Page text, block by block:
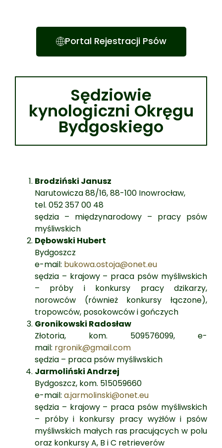
Portal Rejestracji Psów
Sędziowie
kynologiczni Okręgu
Bydgoskiego
Brodziński Janusz
Narutowicza 88/16, 88-100 Inowrocław,
tel. 052 357 00 48
sędzia – międzynarodowy – pracy psów
myśliwskich
Dębowski Hubert
Bydgoszcz
e-mail: bukowa.ostoja@onet.eu
sędzia – krajowy – praca psów myśliwskich
– próby i konkursy pracy dzikarzy,
norowców (również konkursy łączone),
tropowców, posokowców i gończych
Gronikowski Radosław
Złotoria, kom. 509576099, e-
mail: rgronik@gmail.com
sędzia – praca psów myśliwskich
Jarmoliński Andrzej
Bydgoszcz, kom. 515059660
e-mail: a.jarmolinski@onet.eu
sędzia – krajowy – praca psów myśliwskich
– próby i konkursy pracy wyżłów i psów
myśliwskich małych ras pracujących w polu
oraz konkursy A, B i C retrieverów